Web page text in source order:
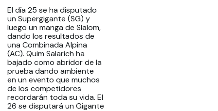
El día 25 se ha disputado
un Supergigante (SG) y
luego un manga de Slalom,
dando los resultados de
una Combinada Alpina
(AC). Quim Salarich ha
bajado como abridor de la
prueba dando ambiente
en un evento que muchos
de los competidores
recordarán toda su vida. El
26 se disputará un Gigante